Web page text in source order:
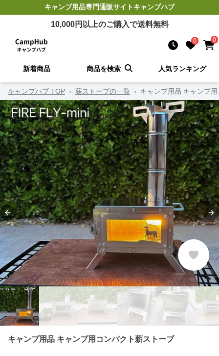
キャンプ用品専門通販サイトキャンプハブ
10,000円以上のご購入で送料無料
0 0
新着商品 商品を検索 人気ランキング
キャンプハブ TOP › 薪ストーブの一覧 › キャンプ用品 キャンプ
Previous slide
キャンプ用品 キャンプ用コンパクト薪ストーブ